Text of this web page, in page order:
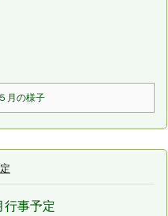
月の様子
行事予定